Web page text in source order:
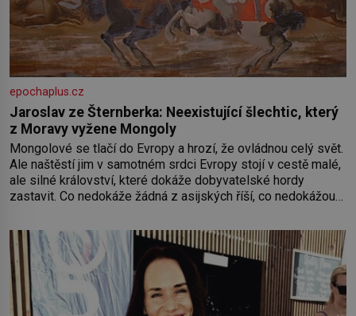
epochaplus.cz
Jaroslav ze Šternberka: Neexistující šlechtic, který
z Moravy vyžene Mongoly
Mongolové se tlačí do Evropy a hrozí, že ovládnou celý svět.
Ale naštěstí jim v samotném srdci Evropy stojí v cestě malé,
ale silné království, které dokáže dobyvatelské hordy
zastavit. Co nedokáže žádná z asijských říší, co nedokážou
od roku 1223 postupují podél Kaspického a Azovského
moře,